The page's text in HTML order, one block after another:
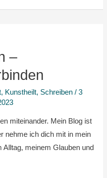
–
, Kunstheilt, Schreiben /3
miteinander. Mein Blog ist
nehme ich dich mit in mein
Alltag, meinem Glauben und